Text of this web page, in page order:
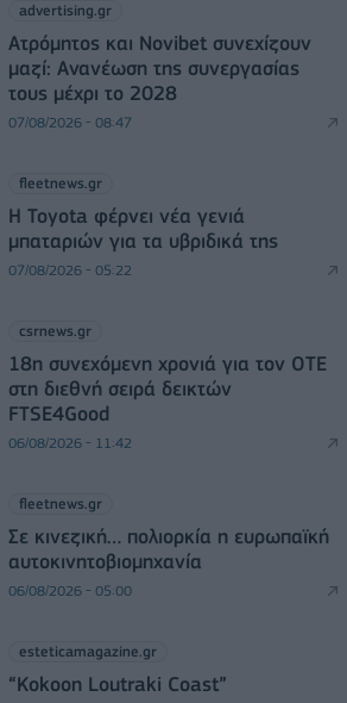
advertising.gr
Ατρόμητος και Novibet συνεχίζουν
μαζί: Ανανέωση της συνεργασίας
τους μέχρι το 2028
07/08/2026 - 08:47
fleetnews.gr
Η Toyota φέρνει νέα γενιά
μπαταριών για τα υβριδικά της
07/08/2026 - 05:22
csrnews.gr
18η συνεχόμενη χρονιά για τον ΟΤΕ
στη διεθνή σειρά δεικτών
FTSE4Good
06/08/2026 - 11:42
fleetnews.gr
Σε κινεζική… πολιορκία η ευρωπαϊκή
αυτοκινητοβιομηχανία
06/08/2026 - 05:00
esteticamagazine.gr
“Kokoon Loutraki Coast”